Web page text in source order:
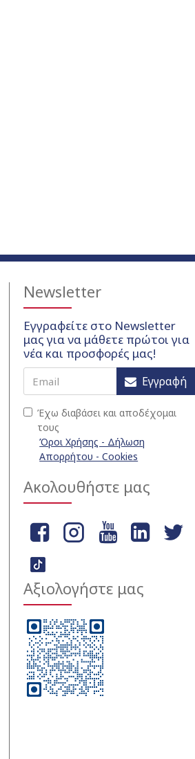
Newsletter
Εγγραφείτε στο Newsletter
μας για να μάθετε πρώτοι για
νέα και προσφορές μας!
Εγγραφή
Έχω διαβάσει και αποδέχομαι
τους
Όροι Χρήσης - Δήλωση
Απορρήτου - Cookies
Ακολουθήστε μας
Αξιολογήστε μας